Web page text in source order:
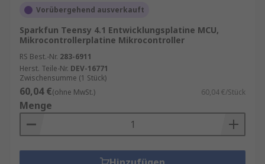
Vorübergehend ausverkauft
Sparkfun Teensy 4.1 Entwicklungsplatine MCU,
Mikrocontrollerplatine Mikrocontroller
RS Best.-Nr. 283-6911
Herst. Teile-Nr. DEV-16771
Zwischensumme (1 Stück)
60,04 €(ohne MwSt.) 60,04 €/Stück
Menge